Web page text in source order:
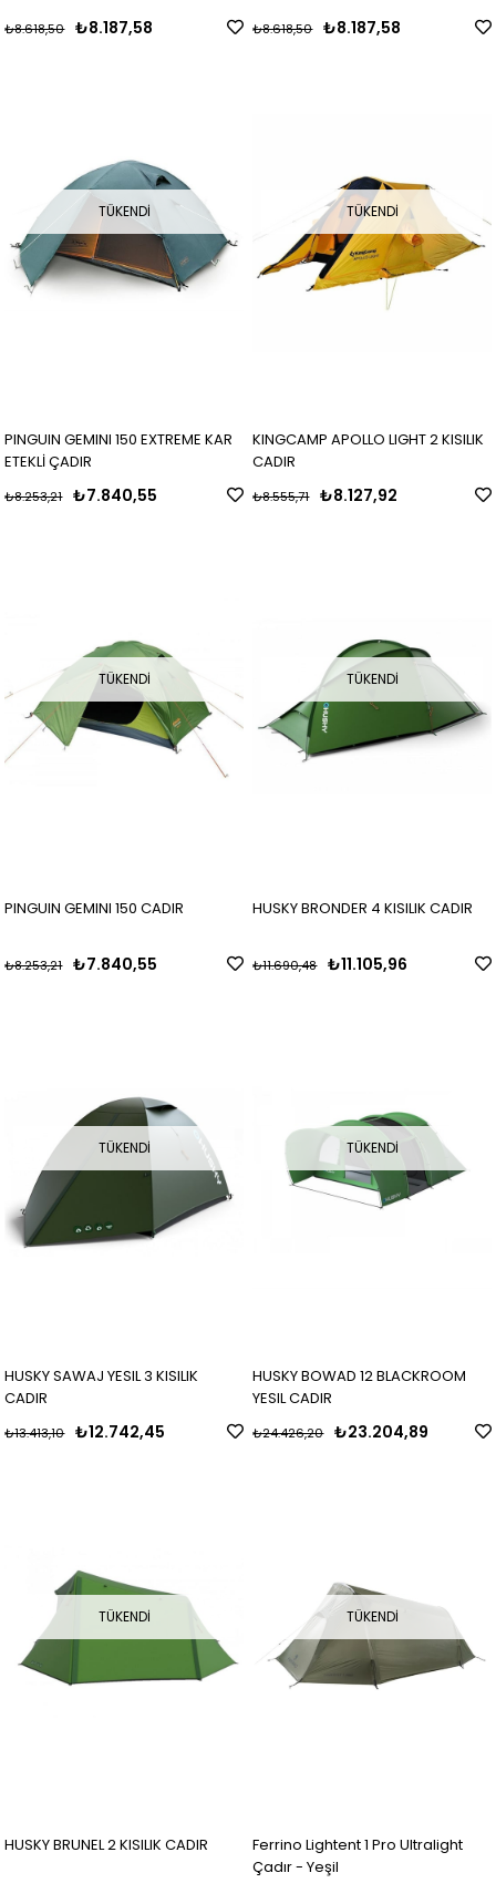
₺8.187,58
₺8.618,50 ₺8.187,58
₺8.618,50
TÜKENDI
PINGUIN GEMINI 150 EXTREME KAR
ETEKLİ ÇADIR
₺7.840,55
₺8.253,21
TÜKENDI
KINGCAMP APOLLO LIGHT 2 KISILIK
CADIR
₺8.127,92
₺8.555,71
TÜKENDI
PINGUIN GEMINI 150 CADIR
₺7.840,55
₺8.253,21
TÜKENDI
HUSKY BRONDER 4 KISILIK CADIR
₺11.105,96
₺11.690,48
TÜKENDI
HUSKY SAWAJ YESIL 3 KISILIK
CADIR
₺12.742,45
₺13.413,10
TÜKENDI
HUSKY BOWAD 12 BLACKROOM
YESIL CADIR
₺23.204,89
₺24.426,20
TÜKENDI
HUSKY BRUNEL 2 KISILIK CADIR
TÜKENDI
Ferrino Lightent 1 Pro Ultralight
Çadır - Yeşil